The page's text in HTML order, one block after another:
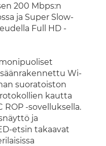
200 Mbps:n
ja Super Slow-
Full HD -
Wi-
suoratoiston
kautta
-sovelluksella.
ja
etsin takaavat